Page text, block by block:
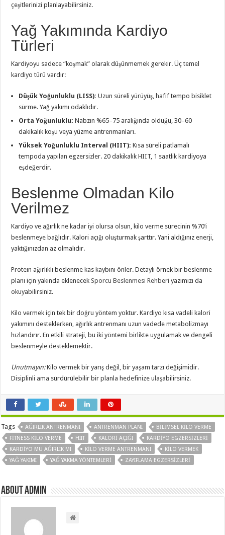
çeşitlerinizi planlayabilirsiniz.
Yağ Yakımında Kardiyo
Türleri
Kardiyoyu sadece “koşmak” olarak düşünmemek gerekir. Üç temel
kardiyo türü vardır:
Düşük Yoğunluklu (LISS): Uzun süreli yürüyüş, hafif tempo bisiklet
sürme. Yağ yakımı odaklıdır.
Orta Yoğunluklu: Nabzın %65–75 aralığında olduğu, 30–60
dakikalık koşu veya yüzme antrenmanları.
Yüksek Yoğunluklu Interval (HIIT): Kısa süreli patlamalı
tempoda yapılan egzersizler. 20 dakikalık HIIT, 1 saatlik kardiyoya
eşdeğerdir.
Beslenme Olmadan Kilo
Verilmez
Kardiyo ve ağırlık ne kadar iyi olursa olsun, kilo verme sürecinin %70’i
beslenmeye bağlıdır. Kalori açığı oluşturmak şarttır. Yani aldığınız enerji,
yaktığınızdan az olmalıdır.
Protein ağırlıklı beslenme kas kaybını önler. Detaylı örnek bir beslenme
planı için yakında eklenecekSporcu Beslenmesi Rehberi yazımızı da
okuyabilirsiniz.
Kilo vermek için tek bir doğru yöntem yoktur. Kardiyo kısa vadeli kalori
yakımını desteklerken, ağırlık antrenmanı uzun vadede metabolizmayı
hızlandırır. En etkili strateji, bu iki yöntemi birlikte uygulamak ve dengeli
beslenmeyle desteklemektir.
Unutmayın:Kilo vermek bir yarış değil, bir yaşam tarzı değişimidir.
Disiplinli ama sürdürülebilir bir planla hedefinize ulaşabilirsiniz.
Tags AĞIRLIK ANTRENMANI ANTRENMAN PLANI
BILIMSEL KILO VERME
FITNESS KILO VERME
HIIT KALORI AÇIĞI
KARDIYO EGZERSIZLERI
KARDIYO MU AĞIRLIK MI
KILO VERME ANTRENMANI
KILO VERMEK
YAĞ YAKIMI
YAĞ YAKMA YÖNTEMLERI ZAYIFLAMA EGZERSIZLERI
About admin